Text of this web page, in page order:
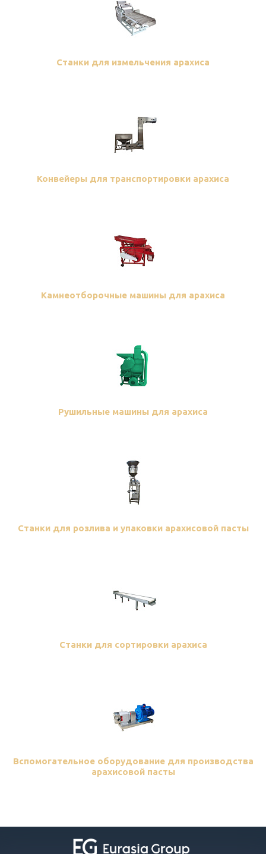
Станки для измельчения арахиса
Конвейеры для транспортировки арахиса
Камнеотборочные машины для арахиса
Рушильные машины для арахиса
Станки для розлива и упаковки арахисовой пасты
Станки для сортировки арахиса
Вспомогательное оборудование для производства
арахисовой пасты